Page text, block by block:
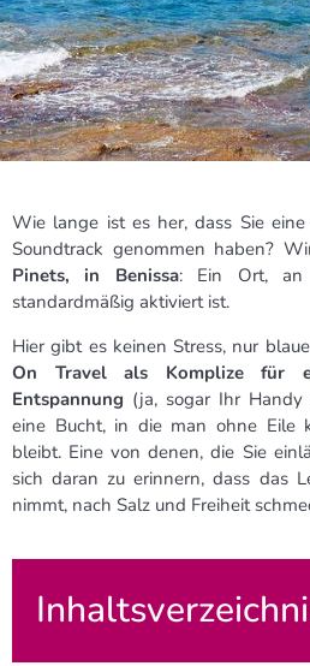
Wie lange ist es her, dass Sie
Soundtrack genommen haben?
Pinets, in Benissa: Ein Ort, an
standardmäßig aktiviert ist.
Hier gibt es keinen Stress, nur
On Travel als Komplize für
Entspannung (ja, sogar Ihr
eine Bucht, in die man ohne Eile
bleibt. Eine von denen, die Sie
sich daran zu erinnern, dass das
nimmt, nach Salz und Freiheit